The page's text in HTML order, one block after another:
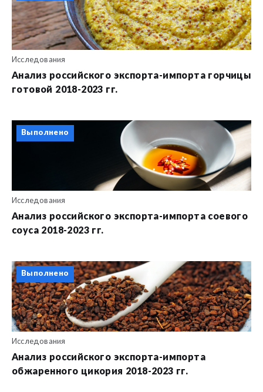
Исследования
Анализ российского экспорта-импорта горчицы
готовой 2018-2023 гг.
Выполнено
Исследования
Анализ российского экспорта-импорта соевого
соуса 2018-2023 гг.
Выполнено
Исследования
Анализ российского экспорта-импорта
обжаренного цикория 2018-2023 гг.